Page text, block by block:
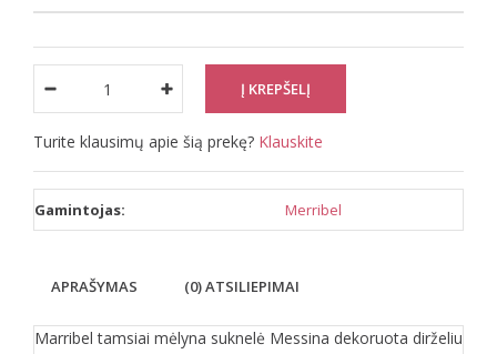
Turite klausimų apie šią prekę? Klauskite
Gamintojas: Merribel
APRAŠYMAS (0) ATSILIEPIMAI
Marribel tamsiai mėlyna suknelė Messina dekoruota dirželiu